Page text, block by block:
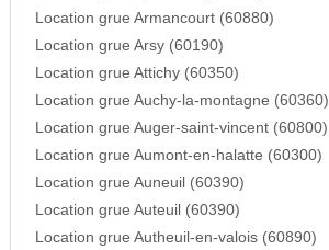
Location grue Armancourt (60880)
Location grue Arsy (60190)
Location grue Attichy (60350)
Location grue Auchy-la-montagne (60360)
Location grue Auger-saint-vincent (60800)
Location grue Aumont-en-halatte (60300)
Location grue Auneuil (60390)
Location grue Auteuil (60390)
Location grue Autheuil-en-valois (60890)